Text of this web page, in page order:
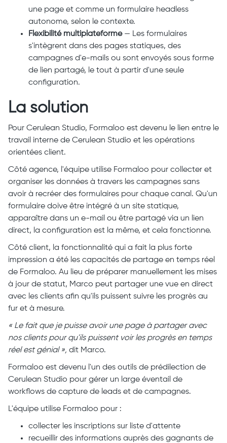
une page et comme un formulaire headless
autonome, selon le contexte.
Flexibilité multiplateforme— Les formulaires
s'intègrent dans des pages statiques, des
campagnes d'e-mails ou sont envoyés sous forme
de lien partagé, le tout à partir d'une seule
configuration.
La solution
Pour Cerulean Studio, Formaloo est devenu le lien entre le
travail interne de Cerulean Studio et les opérations
orientées client.
Côté agence, l'équipe utilise Formaloo pour collecter et
organiser les données à travers les campagnes sans
avoir à recréer des formulaires pour chaque canal. Qu'un
formulaire doive être intégré à un site statique,
apparaître dans un e-mail ou être partagé via un lien
direct, la configuration est la même, et cela fonctionne.
Côté client, la fonctionnalité qui a fait la plus forte
impression a été les capacités de partage en temps réel
de Formaloo. Au lieu de préparer manuellement les mises
à jour de statut, Marco peut partager une vue en direct
avec les clients afin qu'ils puissent suivre les progrès au
fur et à mesure.
« Le fait que je puisse avoir une page à partager avec
nos clients pour qu'ils puissent voir les progrès en temps
réel est génial », dit Marco.
Formaloo est devenu l'un des outils de prédilection de
Cerulean Studio pour gérer un large éventail de
workflows de capture de leads et de campagnes.
L'équipe utilise Formaloo pour :
collecter les inscriptions sur liste d'attente
recueillir des informations auprès des gagnants de